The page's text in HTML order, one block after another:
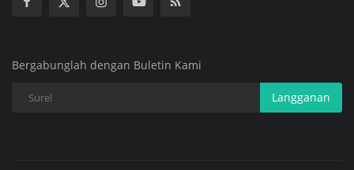
Bergabunglah dengan Buletin Kami
Langganan